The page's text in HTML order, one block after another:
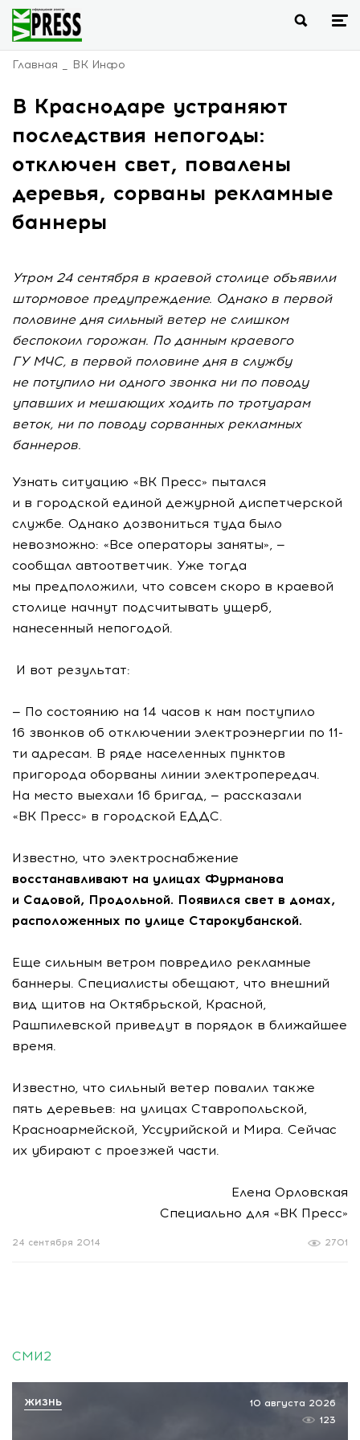
Главная ВК Инфо
В Краснодаре устраняют
последствия непогоды:
отключен свет, повалены
деревья, сорваны рекламные
баннеры
Утром 24 сентября в краевой столице объявили
штормовое предупреждение. Однако в первой
половине дня сильный ветер не слишком
беспокоил горожан. По данным краевого
ГУ МЧС, в первой половине дня в службу
не потупило ни одного звонка ни по поводу
упавших и мешающих ходить по тротуарам
веток, ни по поводу сорванных рекламных
баннеров.
Узнать ситуацию «ВК Пресс» пытался
и в городской единой дежурной диспетчерской
службе. Однако дозвониться туда было
невозможно: «Все операторы заняты», —
сообщал автоответчик. Уже тогда
мы предположили, что совсем скоро в краевой
столице начнут подсчитывать ущерб,
нанесенный непогодой.
И вот результат:
— По состоянию на 14 часов к нам поступило
16 звонков об отключении электроэнергии по 11-
ти адресам. В ряде населенных пунктов
пригорода оборваны линии электропередач.
На место выехали 16 бригад, — рассказали
«ВК Пресс» в городской ЕДДС.
Известно, что электроснабжение
восстанавливают на улицах Фурманова
и Садовой, Продольной. Появился свет в домах,
расположенных по улице Старокубанской.
Еще сильным ветром повредило рекламные
баннеры. Специалисты обещают, что внешний
вид щитов на Октябрьской, Красной,
Рашпилевской приведут в порядок в ближайшее
время.
Известно, что сильный ветер повалил также
пять деревьев: на улицах Ставропольской,
Красноармейской, Уссурийской и Мира. Сейчас
их убирают с проезжей части.
Елена Орловская
Специально для «ВК Пресс»
2701
24 сентября 2014
СМИ2
10 августа 2026
123
ЖИЗНЬ